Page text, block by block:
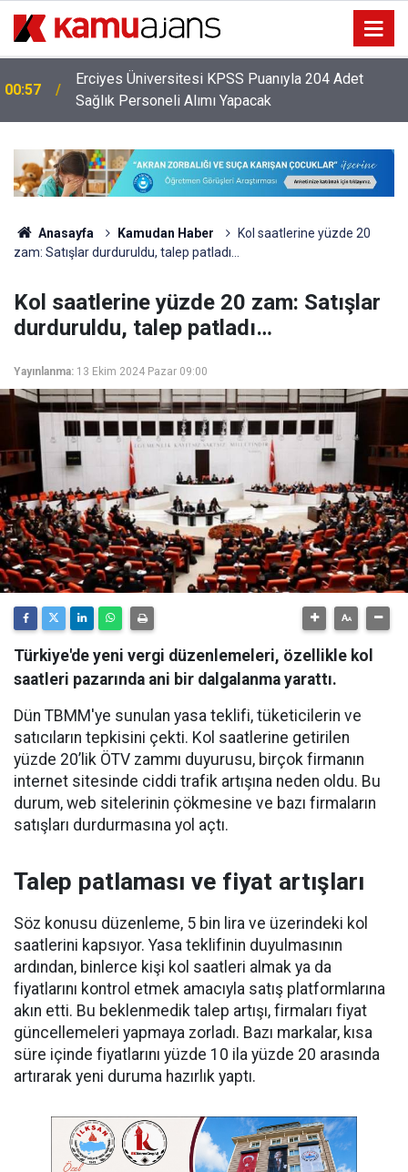
00:57
Erciyes Üniversitesi KPSS Puanıyla 204 Adet
Sağlık Personeli Alımı Yapacak
Anasayfa Kamudan Haber
Kol saatlerine yüzde 20
zam: Satışlar durduruldu, talep patladı…
Kol saatlerine yüzde 20 zam: Satışlar
durduruldu, talep patladı…
Yayınlanma: 13 Ekim 2024 Pazar 09:00
Türkiye'de yeni vergi düzenlemeleri, özellikle kol
saatleri pazarında ani bir dalgalanma yarattı.
Dün TBMM'ye sunulan yasa teklifi, tüketicilerin ve
satıcıların tepkisini çekti. Kol saatlerine getirilen
yüzde 20’lik ÖTV zammı duyurusu, birçok firmanın
internet sitesinde ciddi trafik artışına neden oldu. Bu
durum, web sitelerinin çökmesine ve bazı firmaların
satışları durdurmasına yol açtı.
Talep patlaması ve fiyat artışları
Söz konusu düzenleme, 5 bin lira ve üzerindeki kol
saatlerini kapsıyor. Yasa teklifinin duyulmasının
ardından, binlerce kişi kol saatleri almak ya da
fiyatlarını kontrol etmek amacıyla satış platformlarına
akın etti. Bu beklenmedik talep artışı, firmaları fiyat
güncellemeleri yapmaya zorladı. Bazı markalar, kısa
süre içinde fiyatlarını yüzde 10 ila yüzde 20 arasında
artırarak yeni duruma hazırlık yaptı.